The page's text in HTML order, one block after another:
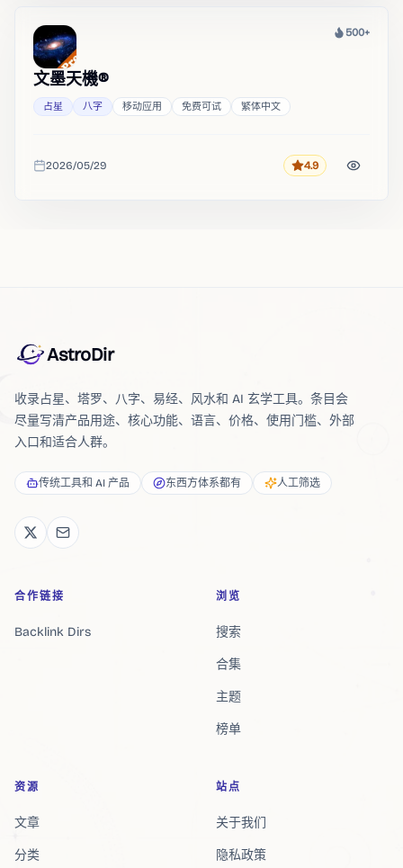
热度
500+
文墨天機®
占星 八字 移动应用 免费可试 繁体中文
收录时间
2026/05/29 评分4.9
AstroDir
收录占星、塔罗、八字、易经、风水和 AI 玄学工具。条目会
尽量写清产品用途、核心功能、语言、价格、使用门槛、外部
入口和适合人群。
传统工具和 AI 产品 东西方体系都有 人工筛选
合作链接
Backlink Dirs
浏览
搜索
合集
主题
榜单
资源
文章
分类
站点
关于我们
隐私政策